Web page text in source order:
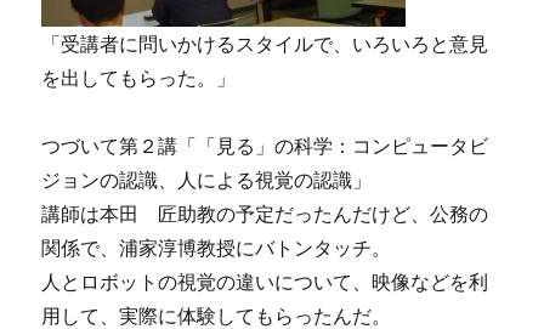
「受講者に問いかけるスタイルで、いろいろと意見
を出してもらった。」
つづいて第２講「「見る」の科学：コンピュータビ
ジョンの認識、人による視覚の認識」
講師は本田 匠助教の予定だったんだけど、公務の
関係で、浦家淳博教授にバトンタッチ。
人とロボットの視覚の違いについて、映像などを利
用して、実際に体験してもらったんだ。